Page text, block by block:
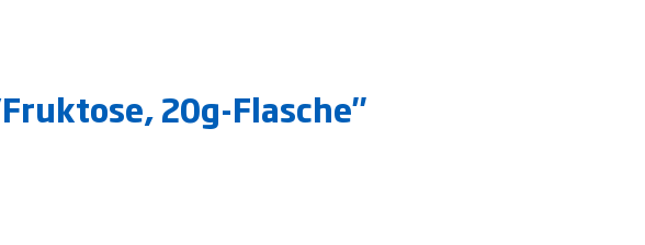
20g-Flasche"